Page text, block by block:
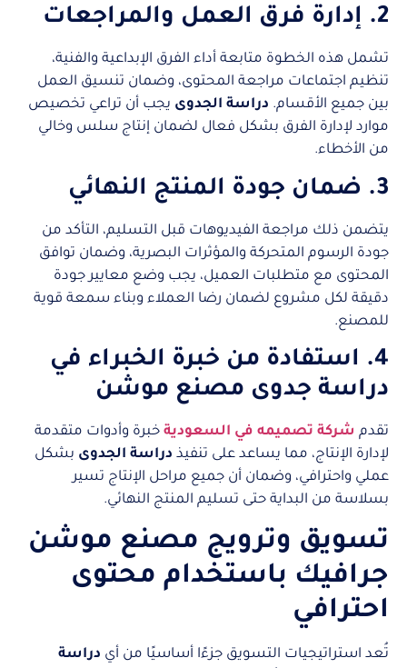
2. إدارة فرق العمل والمراجعات
تشمل هذه الخطوة متابعة أداء الفرق الإبداعية والفنية،
تنظيم اجتماعات مراجعة المحتوى، وضمان تنسيق العمل
بين جميع الأقسام. دراسة الجدوى يجب أن تراعي تخصيص
موارد لإدارة الفرق بشكل فعال لضمان إنتاج سلس وخالي
من الأخطاء.
3. ضمان جودة المنتج النهائي
يتضمن ذلك مراجعة الفيديوهات قبل التسليم، التأكد من
جودة الرسوم المتحركة والمؤثرات البصرية، وضمان توافق
المحتوى مع متطلبات العميل، يجب وضع معايير جودة
دقيقة لكل مشروع لضمان رضا العملاء وبناء سمعة قوية
للمصنع.
4. استفادة من خبرة الخبراء في
دراسة جدوى مصنع موشن
تقدم شركة تصميمه في السعودية خبرة وأدوات متقدمة
لإدارة الإنتاج، مما يساعد على تنفيذ دراسة الجدوى بشكل
عملي واحترافي، وضمان أن جميع مراحل الإنتاج تسير
بسلاسة من البداية حتى تسليم المنتج النهائي.
تسويق وترويج مصنع موشن
جرافيك باستخدام محتوى
احترافي
تُعد استراتيجيات التسويق جزءًا أساسيًا من أي دراسة